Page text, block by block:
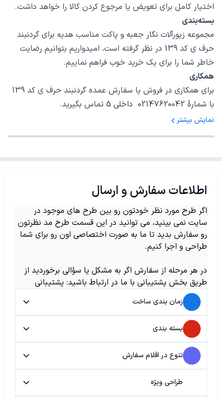
اختیار کامل برای تعویض یا مرجوع کردن کالا را خواهد داشت.
بسته‌بندی
مجموعه زیورآلات نگار جعبه و پاکت مناسب هدیه برای گردنبند
حرف ی کد 139 در نظر گرفته است، امیدواریم بتوانیم رضایت
خاطر شما را برای یک خرید خوب فراهم نماییم.
همکاری
برای همکاری در فروش یا سفارش عمده گردنبند حرف ی کد 139
با شمارهٔ 02147620042 داخلی 5 تماس بگیرید.
نمایش بیشتر
اطلاعات سفارش و ارسال
اگر طرح مورد نظر خودتون رو بین طرح های موجود در
سایت نمی بینید، می توانید در این قسمت طرح مد نظرتون
رو سفارش بدید تا ما به صورت اختصاصی اون رو برای شما
طراحی و اجرا کنیم.
در هر مرحله از سفارش اگر به مشکل یا سؤالی برخوردید از
طریق بخش پشتیبانی با ما در ارتباط باشید: پشتیبانی
زمان بندی ساخت
بسته بندی
تنوع در اقلام سفارش
طراحی ویژه